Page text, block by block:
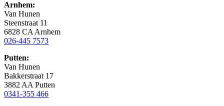
Arnhem:
Van Hunen
Steenstraat 11
6828 CA Arnhem
026-445 7573
Putten:
Van Hunen
Bakkerstraat 17
3882 AA Putten
0341-355 466